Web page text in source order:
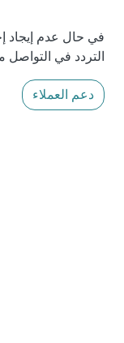
في حال عدم إيجاد
التردد في التواصل
دعم العملاء